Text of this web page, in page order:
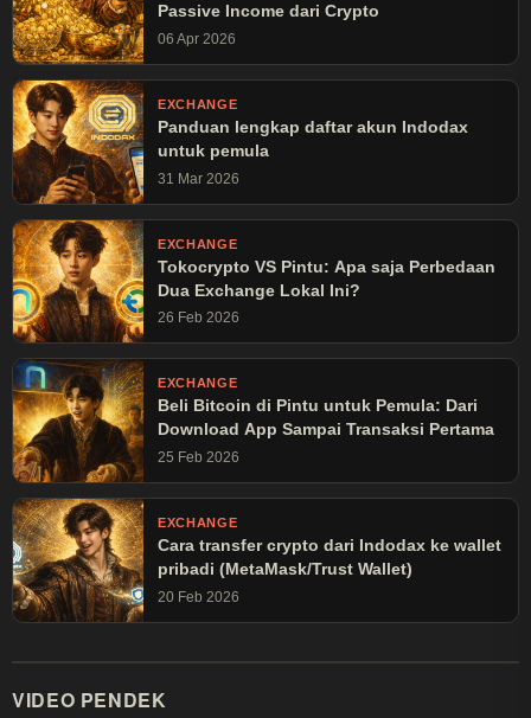
exchange melalui blog ini. Semua konten ditulis berdasarkan
riset mendalam dan pengalaman langsung untuk membantu
pembaca memahami dunia cryptocurrency dengan lebih
baik. Konten di blog ini bersifat edukatif dan bukan
merupakan ajakan atau saran investasi—selalu lakukan riset
mandiri (DYOR) sebelum mengambil keputusan finansial.
Passive Income dari Crypto
06 Apr 2026
EXCHANGE
Panduan lengkap daftar akun Indodax
untuk pemula
31 Mar 2026
EXCHANGE
Tokocrypto VS Pintu: Apa saja Perbedaan
Dua Exchange Lokal Ini?
26 Feb 2026
EXCHANGE
Beli Bitcoin di Pintu untuk Pemula: Dari
Download App Sampai Transaksi Pertama
25 Feb 2026
EXCHANGE
Cara transfer crypto dari Indodax ke wallet
pribadi (MetaMask/Trust Wallet)
20 Feb 2026
VIDEO PENDEK